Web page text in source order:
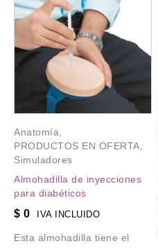
Anatomía
PRODUCTOS EN OFERTA
Simuladores
Almohadilla de inyecciones
para diabéticos
$ 0 IVA INCLUIDO
Esta almohadilla tiene el